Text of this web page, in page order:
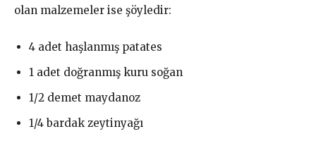
olan malzemeler ise şöyledir:
4 adet haşlanmış patates
1 adet doğranmış kuru soğan
1/2 demet maydanoz
1/4 bardak zeytinyağı